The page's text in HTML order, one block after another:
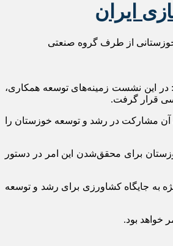
ایران
خوزستانی از طرف گروه صنعتی
در این نشست زمینه‌های توسعه همکاری،
قرار گرفت.
مدیریت و تمامی کارکنان آن مشارکت در رشد و توسعه خوزستان را
برای محقق‌شدن این امر در دستور
به جایگاه کشاورزی برای رشد و توسعه
خواهد بود.